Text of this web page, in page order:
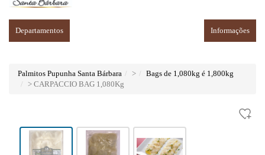
Departamentos Informações
Palmitos Pupunha Santa Bárbara >
Bags de 1,080kg é 1,800kg
> CARPACCIO BAG 1,080Kg